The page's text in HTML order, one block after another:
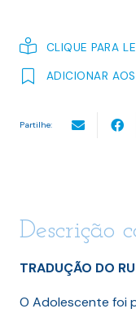
CLIQUE PARA
ADICIONAR
Partilhe:
Descrição
TRADUÇÃO DO
O Adolescente foi